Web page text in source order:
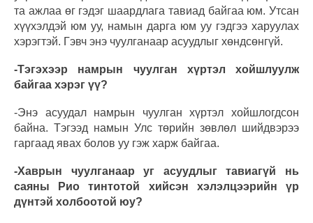
та ажлаа өг гэдэг шаардлага тавиад байгаа юм. Утсан
хүүхэлдэй юм уу, намын дарга юм уу гэдгээ харуулах
хэрэгтэй. Гэвч энэ чуулганаар асуудлыг хөндсөнгүй.
-Тэгэхээр намрын чуулган хүртэл хойшлуулж
байгаа хэрэг үү?
-Энэ асуудал намрын чуулган хүртэл хойшлогдсон
байна. Тэгээд намын Улс төрийн зөвлөл шийдвэрээ
гаргаад явах болов уу гэж харж байгаа.
-Хаврын чуулганаар уг асуудлыг тавиагүй нь
саяны Рио тинтотой хийсэн хэлэлцээрийн үр
дүнтэй холбоотой юу?